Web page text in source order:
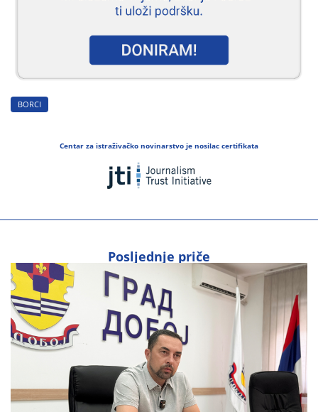
BORCI
Centar za istraživačko novinarstvo je nosilac certifikata
Posljednje priče